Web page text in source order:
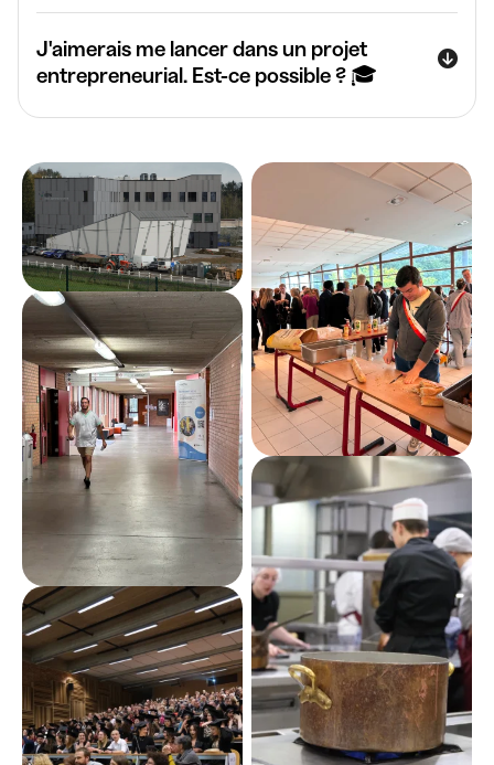
J'aimerais me lancer dans un projet
entrepreneurial. Est-ce possible ? 🎓